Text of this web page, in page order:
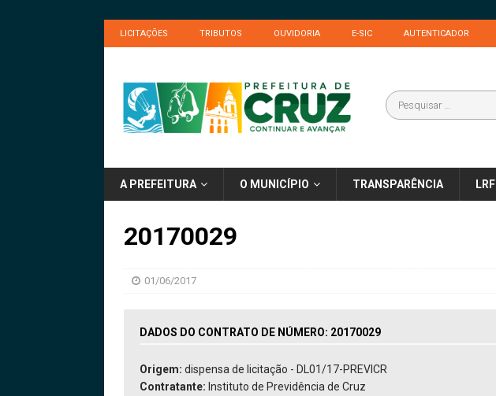
LICITAÇÕES TRIBUTOS OUVIDORIA E-SIC AUTENTICADOR
A PREFEITURA O MUNICÍPIO TRANSPARÊNCIA LRF
20170029
01/06/2017
DADOS DO CONTRATO DE NÚMERO: 20170029
Origem: dispensa de licitação - DL01/17-PREVICR
Contratante: Instituto de Previdência de Cruz